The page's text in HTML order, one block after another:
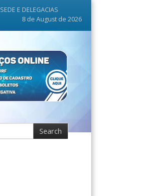
SEDE E DELEGACIAS
8 de August de 2026